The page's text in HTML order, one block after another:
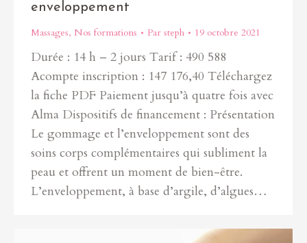
enveloppement
Massages, Nos formations Par steph 19 octobre 2021
Durée : 14 h – 2 jours Tarif : 490 588
Acompte inscription : 147 176,40 Téléchargez
la fiche PDF Paiement jusqu’à quatre fois avec
Alma Dispositifs de financement : Présentation
Le gommage et l’enveloppement sont des
soins corps complémentaires qui subliment la
peau et offrent un moment de bien-être.
L’enveloppement, à base d’argile, d’algues…